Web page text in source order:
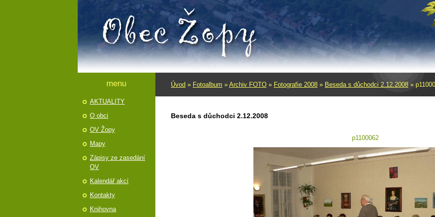
Úvod » Fotoalbum » Archiv FOTO » Fotografie 2008 » Beseda s důchodci 2.12.2008 »
Beseda s důchodci 2.12.2008
p1100062
menu
AKTUALITY
O obci
OV Žopy
Mapy
Zápisy ze zasedání
OV
Kalendář akcí
Kontakty
Knihovna